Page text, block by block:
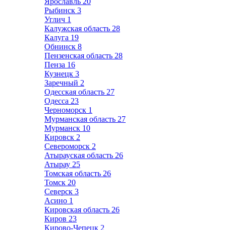
Рыбинск 3
Углич 1
Калужская область 28
Калуга 19
Обнинск 8
Пензенская область 28
Пенза 16
Кузнецк 3
Заречный 2
Одесская область 27
Одесса 23
Черноморск 1
Мурманская область 27
Мурманск 10
Кировск 2
Североморск 2
Атырауская область 26
Атырау 25
Томская область 26
Томск 20
Северск 3
Асино 1
Кировская область 26
Киров 23
Кирово-Чепецк 2